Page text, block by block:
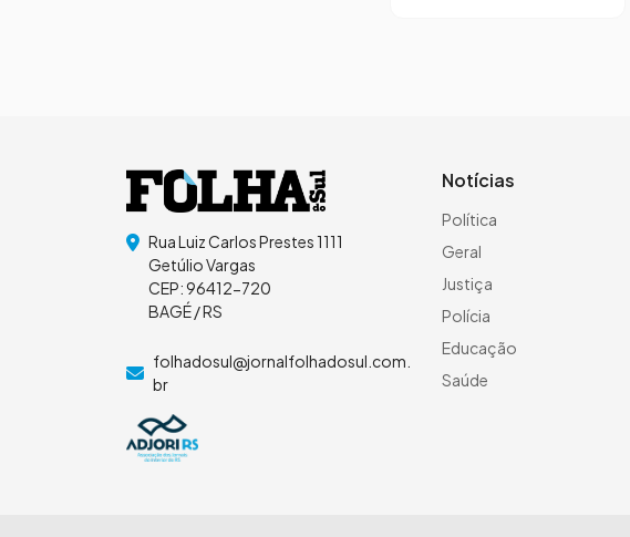
Rua Luiz Carlos Prestes 1111
Getúlio Vargas
CEP: 96412-720
BAGÉ / RS
folhadosul@jornalfolhadosul.com.
br
Notícias
Política
Geral
Justiça
Polícia
Educação
Saúde